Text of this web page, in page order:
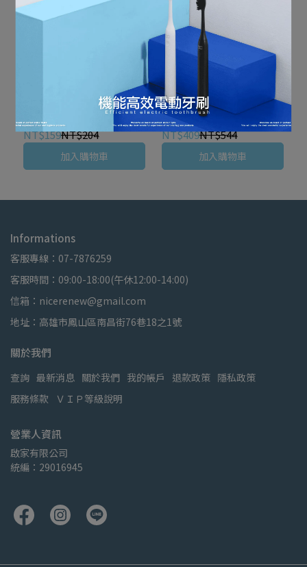
雙線細滑牙線棒-3包組
『曜石黑』
NT$159NT$204
加入購物車
雙線細滑牙線棒-8包組
『曜石黑』
NT$409NT$544
加入購物車
Informations
客服專線：07-7876259
客服時間：09:00-18:00(午休12:00-14:00)
信箱：nicerenew@gmail.com
地址：高雄市鳳山區南昌街76巷18之1號
關於我們
查詢 最新消息 關於我們 我的帳戶 退款政策 隱私政策
服務條款
ＶＩＰ等級說明
營業人資訊
啟家有限公司
統編：29016945